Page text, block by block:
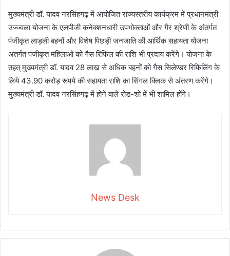
मुख्यमंत्री डॉ. यादव नरसिंहगढ़ में आयोजित राज्यस्तरीय कार्यक्रम में प्रधानमंत्री
उज्ज्वला योजना के एलपीजी कनेक्शनधारी उपभोक्ताओं और गैर श्रेणी के अंतर्गत
पंजीकृत लाड़ली बहनों और विशेष पिछड़ी जनजाति की आर्थिक सहायता योजना
अंतर्गत पंजीकृत महिलाओं को गैस रिफिल की राशि भी प्रदाय करेंगे। योजना के
तहत् मुख्यमंत्री डॉ. यादव 28 लाख से अधिक बहनों को गैस सिलेण्डर रिफिलिंग के
लिये 43.90 करोड़ रूपये की सहायता राशि का सिंगल क्लिक से अंतरण करेंगे।
मुख्यमंत्री डॉ. यादव नरसिंहगढ़ में होने वाले रोड-शो में भी शामिल होंगे।
News Desk